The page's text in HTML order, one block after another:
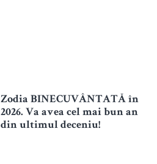
Zodia BINECUVÂNTATĂ în
2026. Va avea cel mai bun an
din ultimul deceniu!